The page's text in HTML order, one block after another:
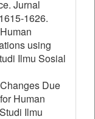
Jurnal
1626.
using
Ilmu Sosial
Due
Human
Ilmu